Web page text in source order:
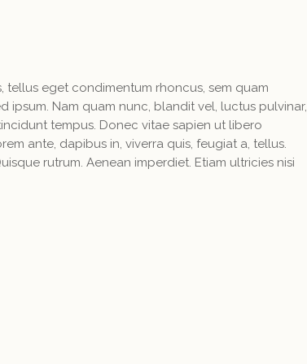
tellus eget condimentum rhoncus, sem quam
ipsum. Nam quam nunc, blandit vel, luctus pulvinar,
tempus. Donec vitae sapien ut libero
ante, dapibus in, viverra quis, feugiat a, tellus.
rutrum. Aenean imperdiet. Etiam ultricies nisi